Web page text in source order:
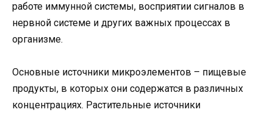
работе иммунной системы, восприятии сигналов в
нервной системе и других важных процессах в
организме.
Основные источники микроэлементов – пищевые
продукты, в которых они содержатся в различных
концентрациях. Растительные источники